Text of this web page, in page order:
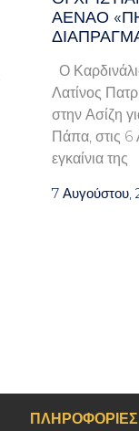
ΑΈΝΑΟ
Ο
Λατίνος
στην Ασίζη
Πάπα, στις 6
εγκαίνια της
7 Αυγούστου,
ΠΛΗΡΟΦΟΡΊΕΣ